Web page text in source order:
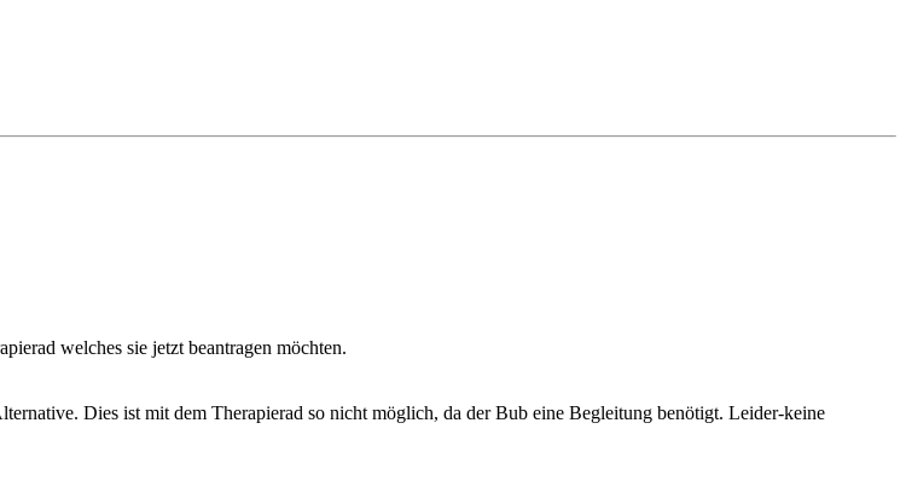
welches sie jetzt beantragen möchten.
Dies ist mit dem Therapierad so nicht möglich, da der Bub eine Begleitung benötigt. Leider-keine